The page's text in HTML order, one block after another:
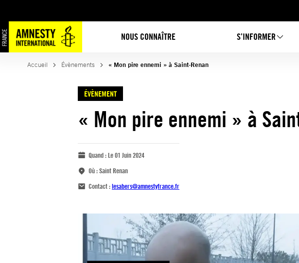
NOUS CONNAÎTRE S’INFORMER
Accueil Évènements « Mon pire ennemi » à Saint-Renan
ÉVÈNEMENT
« Mon pire ennemi » à
Quand :Le 01 Juin 2024
Où :Saint Renan
Contact :lesabers@amnestyfrance.fr